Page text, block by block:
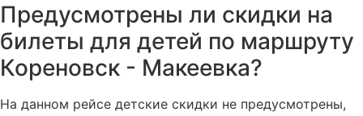
Предусмотрены ли скидки на
билеты для детей по маршруту
Кореновск - Макеевка?
На данном рейсе детские скидки не предусмотрены,